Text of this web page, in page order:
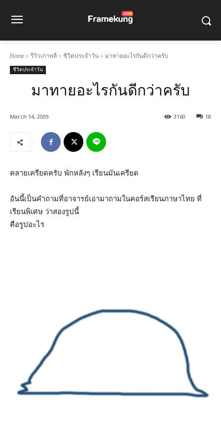
Home รีวิวเกาหลี ชีวิตประจำวัน มาทายอะไรกันดีกว่าครับ
ชีวิตประจำวัน
มาทายอะไรกันดีกว่าครับ
March 14, 2009 18
3160
คลายเครียดครับ พักหลังๆ เรียนมันเครียด
อันนี้เป็นคำถามที่อาจารย์เอามาถามในคอร์สเรียนภาษาไทย ที่
เรียนพิเศษ ว่าสองรูปนี้
คือรูปอะไร